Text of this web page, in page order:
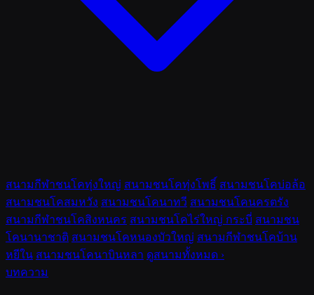
สนามกีฬาชนโคทุ่งใหญ่ สนามชนโคทุ่งโพธิ์ สนามชนโคบ่อล้อ
สนามชนโคสมหวัง สนามชนโคนาทวี สนามชนโคนครตรัง
สนามกีฬาชนโคสิงหนคร สนามชนโคไร่ใหญ่ กระบี่ สนามชน
โคนานาชาติ สนามชนโคหนองบัวใหญ่ สนามกีฬาชนโคบ้าน
หยีใน สนามชนโคนาบินหลา ดูสนามทั้งหมด ›
บทความ